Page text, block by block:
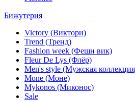
Бижутерия
Victory (Виктори)
Trend (Тренд)
Fashion week (Фешн вик)
Fleur De Lys (Флёр)
Men's style (Мужская
Mone (Моне)
Mykonos (Миконос)
Sale